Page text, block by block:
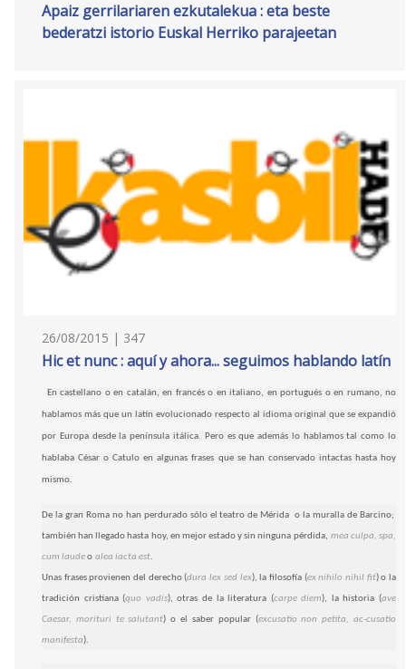
Apaiz gerrilariaren ezkutalekua : eta beste
bederatzi istorio Euskal Herriko parajeetan
26/08/2015 | 347
Hic et nunc : aquí y ahora... seguimos hablando latín
En castellano o en catalán, en francés o en italiano, en portugués o en rumano, no
hablamos más que un latín evolucionado respecto al idioma original que se expandió
por Europa desde la península itálica. Pero es que además lo hablamos tal como lo
hablaba César o Catulo en algunas frases que se han conservado intactas hasta hoy
mismo.
De la gran Roma no han perdurado sólo el teatro de Mérida o la muralla de Barcino;
también han llegado hasta hoy, en mejor estado y sin ninguna pérdida, mea culpa, spa,
cum laudeo alea iacta est.
Unas frases provienen del derecho (dura lex sed lex), la filosofía (ex nihilo nihil fit) o la
tradición cristiana (quo vadis), otras de la literatura (carpe diem), la historia (ave
Caesar, morituri te salutant) o el saber popular (excusatio non petita, ac-cusatio
manifesta).